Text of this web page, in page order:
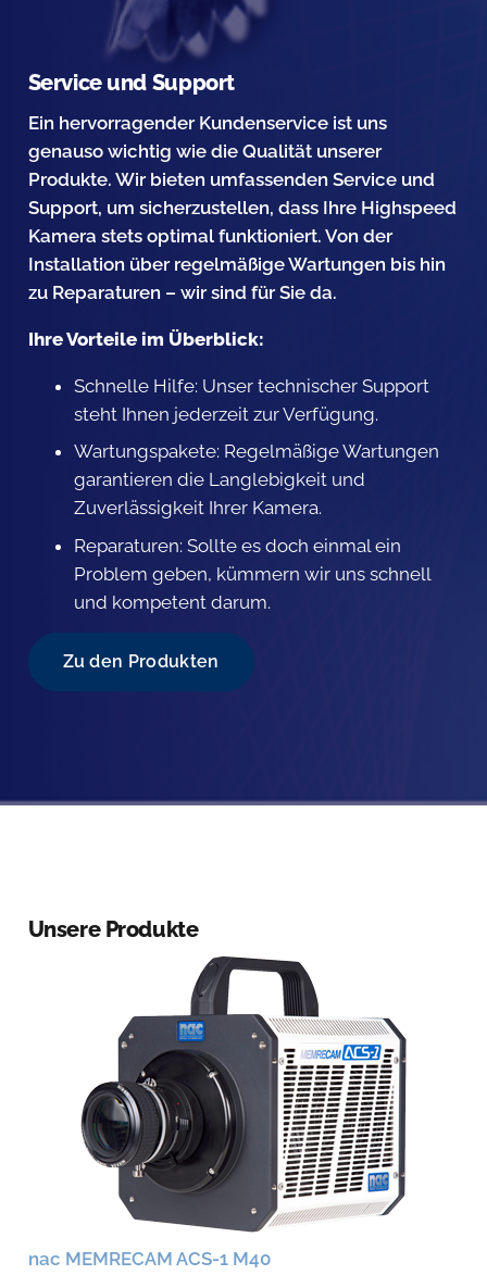
Service und Support
Ein hervorragender Kundenservice ist uns
genauso wichtig wie die Qualität unserer
Produkte. Wir bieten umfassenden Service und
Support, um sicherzustellen, dass Ihre Highspeed
Kamera stets optimal funktioniert. Von der
Installation über regelmäßige Wartungen bis hin
zu Reparaturen – wir sind für Sie da.
Ihre Vorteile im Überblick:
Schnelle Hilfe: Unser technischer Support
steht Ihnen jederzeit zur Verfügung.
Wartungspakete: Regelmäßige Wartungen
garantieren die Langlebigkeit und
Zuverlässigkeit Ihrer Kamera.
Reparaturen: Sollte es doch einmal ein
Problem geben, kümmern wir uns schnell
und kompetent darum.
Zu den Produkten
Unsere Produkte
nac MEMRECAM ACS-1 M40